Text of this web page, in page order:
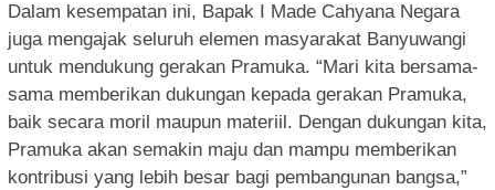
Dalam kesempatan ini, Bapak I Made Cahyana Negara
juga mengajak seluruh elemen masyarakat Banyuwangi
untuk mendukung gerakan Pramuka. “Mari kita bersama-
sama memberikan dukungan kepada gerakan Pramuka,
baik secara moril maupun materiil. Dengan dukungan kita,
Pramuka akan semakin maju dan mampu memberikan
kontribusi yang lebih besar bagi pembangunan bangsa,”